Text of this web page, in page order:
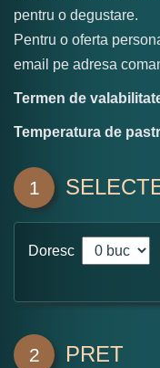
pentru o degustare.
Pentru o oferta
email pe adresa
Termen de
Temperatura de
1
Doresc
2 PRET